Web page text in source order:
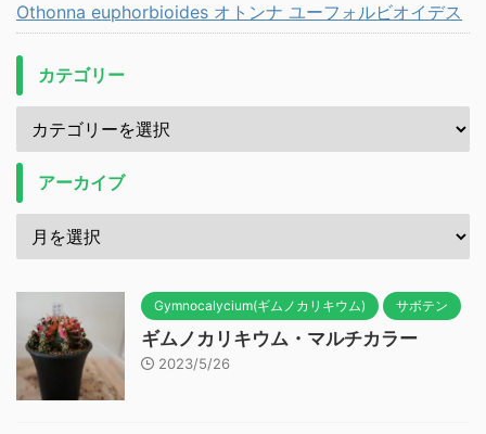
Othonna euphorbioides オトンナ ユーフォルビオイデス
カテゴリー
アーカイブ
Gymnocalycium(ギムノカリキウム) サボテン
ギムノカリキウム・マルチカラー
2023/5/26